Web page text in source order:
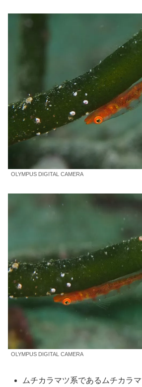
OLYMPUS DIGITAL CAMERA
OLYMPUS DIGITAL CAMERA
ムチカラマツ系であるムチカラ